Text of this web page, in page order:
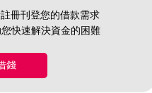
冊刊登您的借款需求
快速解決資金的困難
錢